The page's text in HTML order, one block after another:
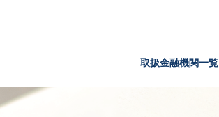
取扱金融機関一覧